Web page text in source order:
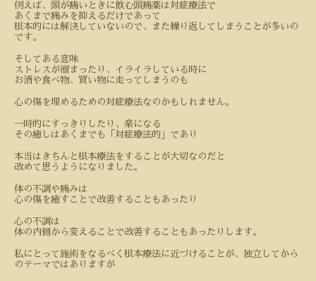
例えば、頭が痛いときに飲む頭痛薬は対症療法で
あくまで痛みを抑えるだけであって
根本的には解決していないので、また繰り返してしまうことが多いの
です。
そしてある意味
ストレスが溜まったり、イライラしている時に
お酒や食べ物、買い物に走ってしまうのも
心の傷を埋めるための対症療法なのかもしれません。
一時的にすっきりしたり、楽になる
その癒しはあくまでも「対症療法的」であり
本当はきちんと根本療法をすることが大切なのだと
改めて思うようになりました。
体の不調や痛みは
心の傷を癒すことで改善することもあったり
心の不調は
体の内側から変えることで改善することもあったりします。
私にとって施術をなるべく根本療法に近づけることが、独立してから
のテーマではありますが